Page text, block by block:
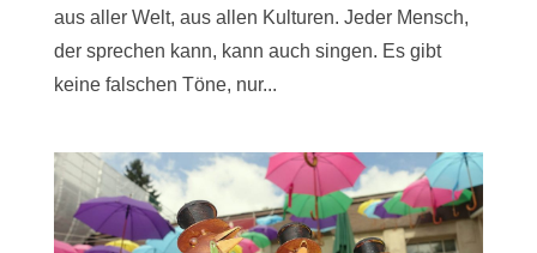
aus aller Welt, aus allen Kulturen. Jeder Mensch,
der sprechen kann, kann auch singen. Es gibt
keine falschen Töne, nur...